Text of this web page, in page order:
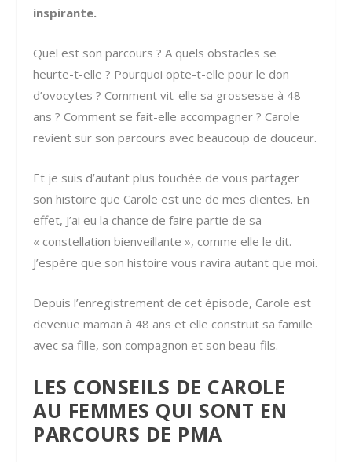
inspirante.
Quel est son parcours ? A quels obstacles se
heurte-t-elle ? Pourquoi opte-t-elle pour le don
d’ovocytes ? Comment vit-elle sa grossesse à 48
ans ? Comment se fait-elle accompagner ? Carole
revient sur son parcours avec beaucoup de douceur.
Et je suis d’autant plus touchée de vous partager
son histoire que Carole est une de mes clientes. En
effet, J’ai eu la chance de faire partie de sa
« constellation bienveillante », comme elle le dit.
J’espère que son histoire vous ravira autant que moi.
Depuis l’enregistrement de cet épisode, Carole est
devenue maman à 48 ans et elle construit sa famille
avec sa fille, son compagnon et son beau-fils.
LES CONSEILS DE CAROLE
AU FEMMES QUI SONT EN
PARCOURS DE PMA